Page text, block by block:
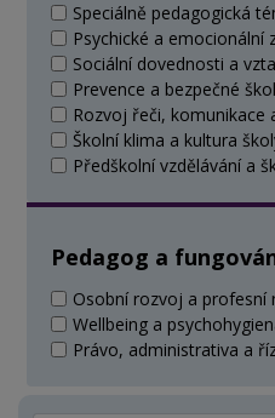
Speciálně pedagogická
Psychické a emocionální
Sociální dovednosti a
Prevence a bezpečné
Rozvoj řeči, komunikace
Školní klima a kultura
Předškolní vzdělávání a
Pedagog a
Osobní rozvoj a profesní
Wellbeing a
Právo, administrativa a